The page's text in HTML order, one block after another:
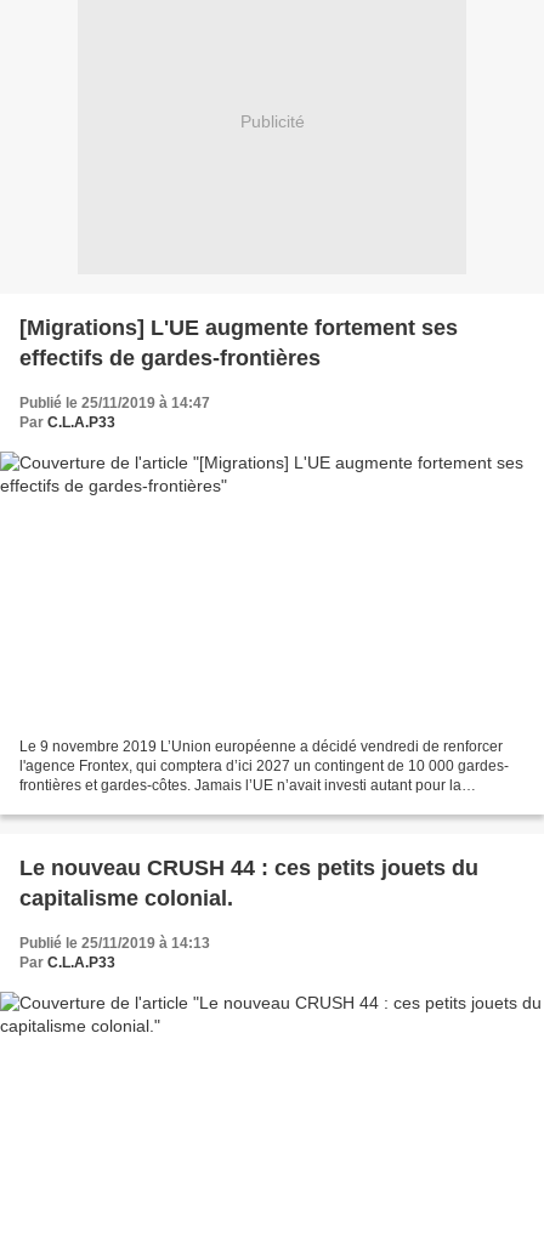
Publicité
[Migrations] L'UE augmente fortement ses
effectifs de gardes-frontières
Publié le 25/11/2019 à 14:47
Par C.L.A.P33
Le 9 novembre 2019 L’Union européenne a décidé vendredi de renforcer
l'agence Frontex, qui comptera d’ici 2027 un contingent de 10 000 gardes-
frontières et gardes-côtes. Jamais l’UE n’avait investi autant pour la
Le nouveau CRUSH 44 : ces petits jouets du
capitalisme colonial.
Publié le 25/11/2019 à 14:13
Par C.L.A.P33